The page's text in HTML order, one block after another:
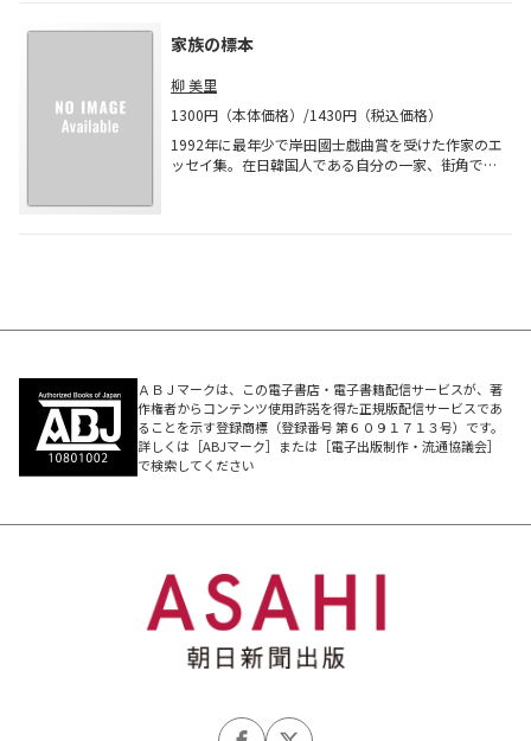
家族の標本
柳 美里
1300円（本体価格）/1430円（税込価格）
1992年に最年少で岸田國士戯曲賞を受けた作家のエ
ッセイ集。在日韓国人である自分の一家、街角で見
ＡＢＪマークは、この電子書店・電子書籍配信サービスが、著
作権者からコンテンツ使用許諾を得た正規版配信サービスであ
ることを示す登録商標（登録番号 第６０９１７１３号）です。
詳しくは［ABJマーク］または［電子出版制作・流通協議会］
で検索してください